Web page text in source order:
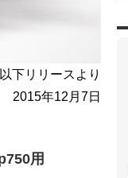
以下リリースより
2015年12月7日
用